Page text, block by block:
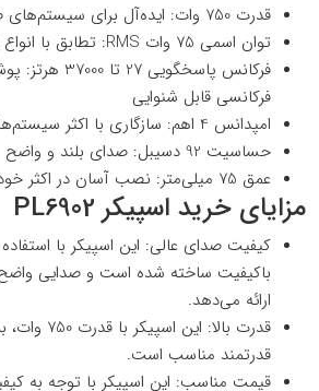
قدرت 750 وات: ایده‌آل برای سیستم‌های صوتی قدرتمند
توان اسمی 75 وات RMS: تطابق با انواع پخش‌کننده‌ها
فرکانس پاسخگویی 27
فرکانسی قابل شنوایی
امپدانس 4 اهم: سازگاری با اکثر سیستم‌های صوتی
حساسیت 92 دسیبل: صدای بلند و واضح
عمق 75 میلی‌متر: نصب آسان در اکثر خودروها
مزایای خرید اسپیکر PL6902
کیفیت صدای عالی: این اسپیکر با استفاده
باکیفیت ساخته شده است و صدایی
ارائه می‌دهد.
قدرت بالا: این
قدرتمند مناسب است.
قیمت مناسب: این اسپیکر با توجه به